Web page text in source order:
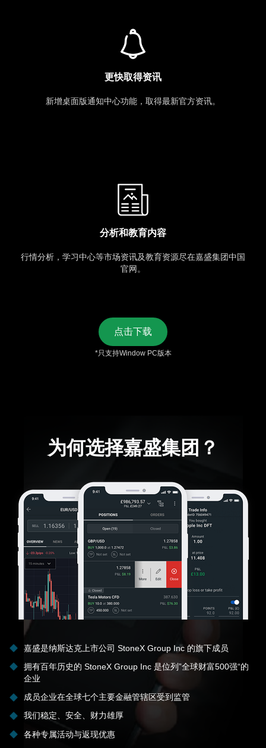
更快取得资讯
新增桌面版通知中心功能，取得最新官方资讯。
分析和教育内容
行情分析，学习中心等市场资讯及教育资源尽在嘉盛集团中国
官网。
点击下载
*只支持Window PC版本
为何选择嘉盛集团？
嘉盛是纳斯达克上市公司 StoneX Group Inc 的旗下成员
拥有百年历史的 StoneX Group Inc 是位列”全球财富500强“的
企业
成员企业在全球七个主要金融管辖区受到监管
我们稳定、安全、财力雄厚
各种专属活动与返现优惠